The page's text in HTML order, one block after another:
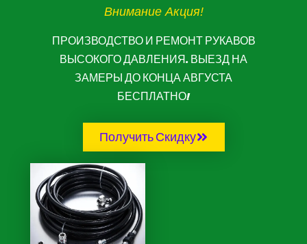
Внимание Акция!
ПРОИЗВОДСТВО И РЕМОНТ РУКАВОВ
ВЫСОКОГО ДАВЛЕНИЯ. ВЫЕЗД НА
ЗАМЕРЫ ДО КОНЦА АВГУСТА
БЕСПЛАТНО!
Получить Скидку